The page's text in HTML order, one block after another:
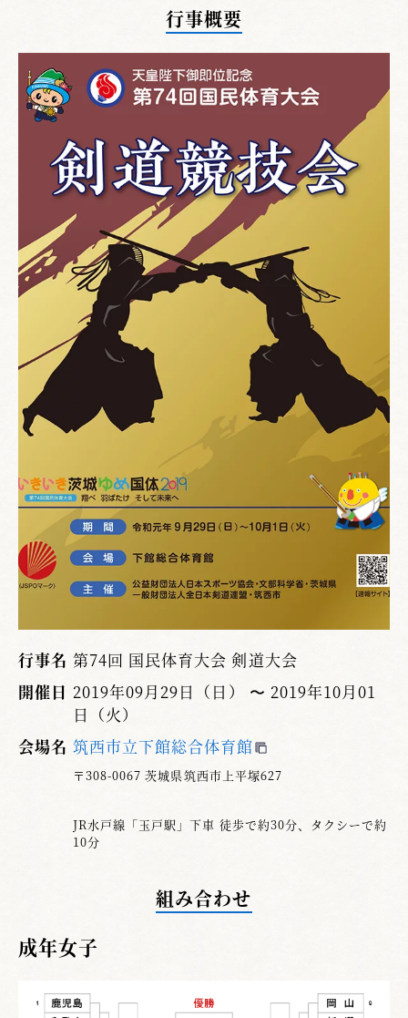
行事概要
行事名 第74回 国民体育大会 剣道大会
開催日 2019年09月29日（日） 〜 2019年10月01
日（火）
会場名 筑西市立下館総合体育館
〒308-0067 茨城県筑西市上平塚627
JR水戸線「玉戸駅」下車 徒歩で約30分、タクシーで約
10分
組み合わせ
成年女子